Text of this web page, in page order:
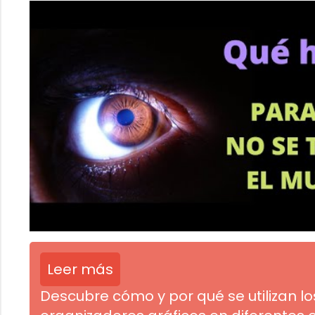
Leer más
Descubre cómo y por qué se utilizan